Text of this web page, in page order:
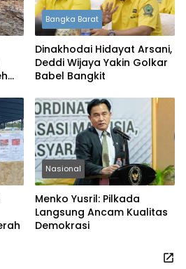
Bangka Barat
Dinakhodai Hidayat Arsani,
Deddi Wijaya Yakin Golkar
Babel Bangkit
Nasional
Menko Yusril: Pilkada
Langsung Ancam Kualitas
Demokrasi